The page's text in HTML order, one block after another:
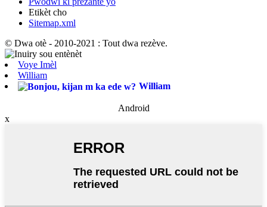
Etikèt cho
Sitemap.xml
© Dwa otè - 2010-2021 : Tout dwa rezève.
Voye Imèl
William
William
Android
x